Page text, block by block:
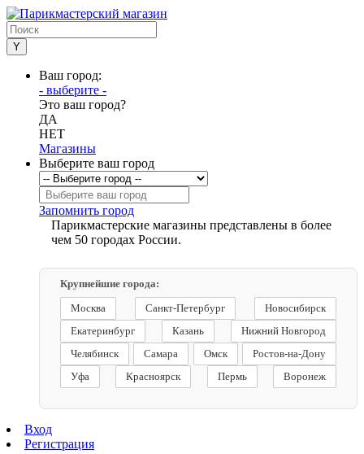
Ваш город:
- выберите -
Это ваш город?
ДА
НЕТ
Магазины
Выберите ваш город
Запомнить город
Парикмастерские магазины представлены в более
чем 50 городах России.
Крупнейшие города:
Москва
Санкт-Петербург
Новосибирск
Екатеринбург
Казань
Нижний Новгород
Челябинск
Самара Омск
Ростов-на-Дону
Уфа
Красноярск Пермь Воронеж
Вход
Регистрация